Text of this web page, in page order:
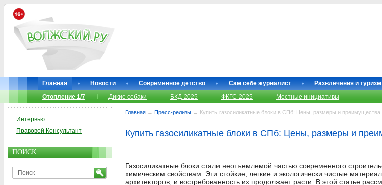
Главная Новости Современное детство Сам себе журналист
Развлечения и туризм
Отопление 1/7
Дикие собаки БКД-2025 ФКГС-2025 Местные инициативы
Главная → Пресс-релизы → Купить газосиликатные блоки в СПб: Цены, размеры и преимущества
Купить газосиликатные блоки в СПб: Цены, размеры и
Газосиликатные блоки стали неотъемлемой частью современного
химическим свойствам. Эти стойкие, легкие и экологически чистые
архитекторов, и востребованность их продолжает расти. В этой статье
Интервью
Правовой Консультант
ПОИСК